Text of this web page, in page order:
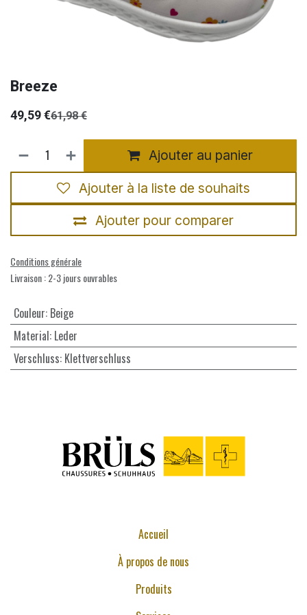
Breeze
49,59€61,98€
Ajouter au panier
Ajouter pour comparer
Ajouter à la liste de souhaits
Conditions générale
Livraison : 2-3 jours ouvrables
Couleur: Beige
Material: Leder
Verschluss: Klettverschluss
Accueil
À propos de nous
Produits